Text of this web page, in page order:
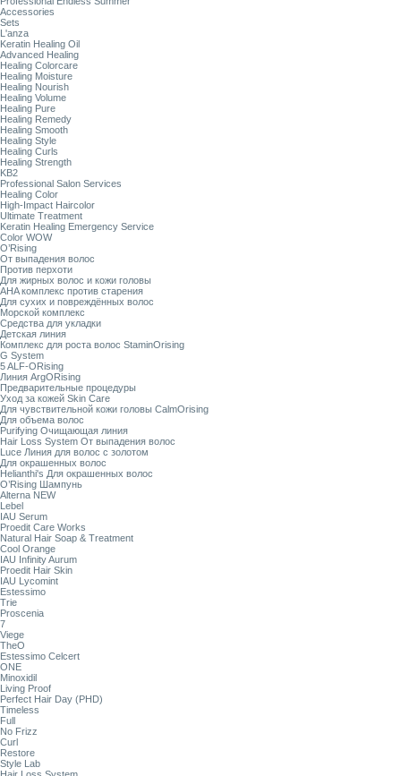
Accessories
Sets
L'anza
Keratin Healing Oil
Advanced Healing
Healing Colorcare
Healing Moisture
Healing Nourish
Healing Volume
Healing Pure
Healing Remedy
Healing Smooth
Healing Style
Healing Curls
Healing Strength
KB2
Professional Salon Services
Healing Color
High-Impact Haircolor
Ultimate Treatment
Keratin Healing Emergency Service
Color WOW
O’Rising
От выпадения волос
Против перхоти
Для жирных волос и кожи головы
AHA комплекс против старения
Для сухих и повреждённых волос
Морской комплекс
Средства для укладки
Детская линия
Комплекс для роста волос StaminOrising
G System
5 ALF-ORising
Линия ArgORising
Предварительные процедуры
Уход за кожей Skin Care
Для чувствительной кожи головы CalmOrising
Для объема волос
Purifying Очищающая линия
Hair Loss System От выпадения волос
Luce Линия для волос с золотом
Для окрашенных волос
Helianthi's Для окрашенных волос
O’Rising Шампунь
Alterna NEW
Lebel
IAU Serum
Proedit Care Works
Natural Hair Soap & Treatment
Cool Orange
IAU Infinity Aurum
Proedit Hair Skin
IAU Lycomint
Estessimo
Trie
Proscenia
7
Viege
TheO
Estessimo Celcert
ONE
Minoxidil
Living Proof
Perfect Hair Day (PHD)
Timeless
Full
No Frizz
Curl
Restore
Style Lab